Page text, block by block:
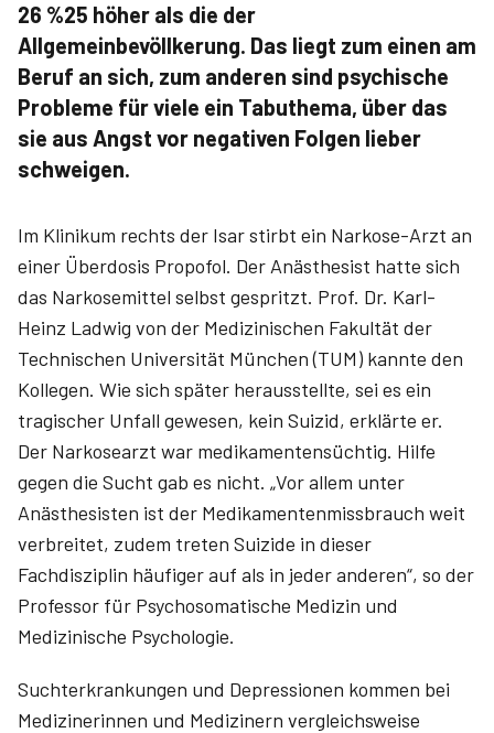
26 %25 höher als die der
Allgemeinbevöllkerung. Das liegt zum einen am
Beruf an sich, zum anderen sind psychische
Probleme für viele ein Tabuthema, über das
sie aus Angst vor negativen Folgen lieber
schweigen.
Im Klinikum rechts der Isar stirbt ein Narkose-Arzt an
einer Überdosis Propofol. Der Anästhesist hatte sich
das Narkosemittel selbst gespritzt. Prof. Dr. Karl-
Heinz Ladwig von der Medizinischen Fakultät der
Technischen Universität München (TUM) kannte den
Kollegen. Wie sich später herausstellte, sei es ein
tragischer Unfall gewesen, kein Suizid, erklärte er.
Der Narkose­arzt war medikamentensüchtig. Hilfe
gegen die Sucht gab es nicht. „Vor allem unter
Anästhesisten ist der Medikamentenmissbrauch weit
verbreitet, zudem treten Suizide in dieser
Fachdisziplin häufiger auf als in jeder anderen“, so der
Professor für Psychosomatische Medizin und
Medizinische Psychologie.
Suchterkrankungen und Depressionen kommen bei
Medizinerinnen und Medizinern vergleichsweise